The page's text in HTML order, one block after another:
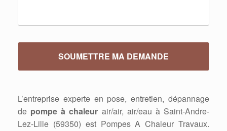
L’entreprise experte en pose, entretien, dépannage
de pompe à chaleur air/air, air/eau à Saint-Andre-
Lez-Lille (59350) est Pompes A Chaleur Travaux.